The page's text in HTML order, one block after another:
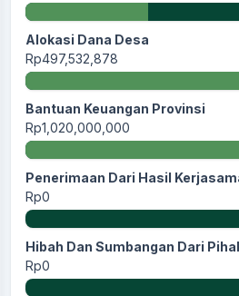
Alokasi Dana Desa
Rp497,532,878
Bantuan Keuangan Provinsi
Rp1,020,000,000
Penerimaan Dari Hasil
Rp0
Hibah Dan Sumbangan Dari
Rp0